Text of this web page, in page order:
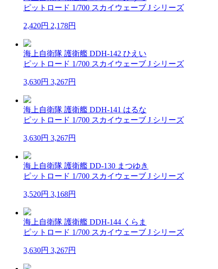
ピットロード 1/700 スカイウェーブ J シリーズ
2,420円 2,178円
海上自衛隊 護衛艦 DDH-142 ひえい
ピットロード 1/700 スカイウェーブ J シリーズ
3,630円 3,267円
海上自衛隊 護衛艦 DDH-141 はるな
ピットロード 1/700 スカイウェーブ J シリーズ
3,630円 3,267円
海上自衛隊 護衛艦 DD-130 まつゆき
ピットロード 1/700 スカイウェーブ J シリーズ
3,520円 3,168円
海上自衛隊 護衛艦 DDH-144 くらま
ピットロード 1/700 スカイウェーブ J シリーズ
3,630円 3,267円